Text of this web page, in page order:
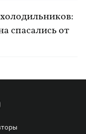
спасались от